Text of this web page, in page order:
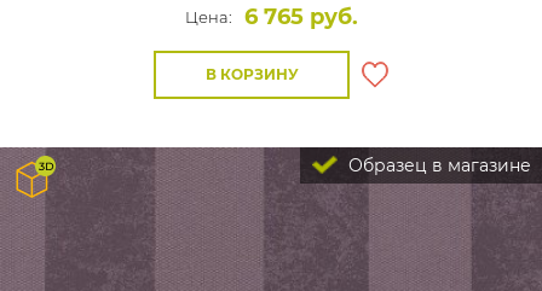
Цена:
6 765 руб.
В КОРЗИНУ
Образец в магазине